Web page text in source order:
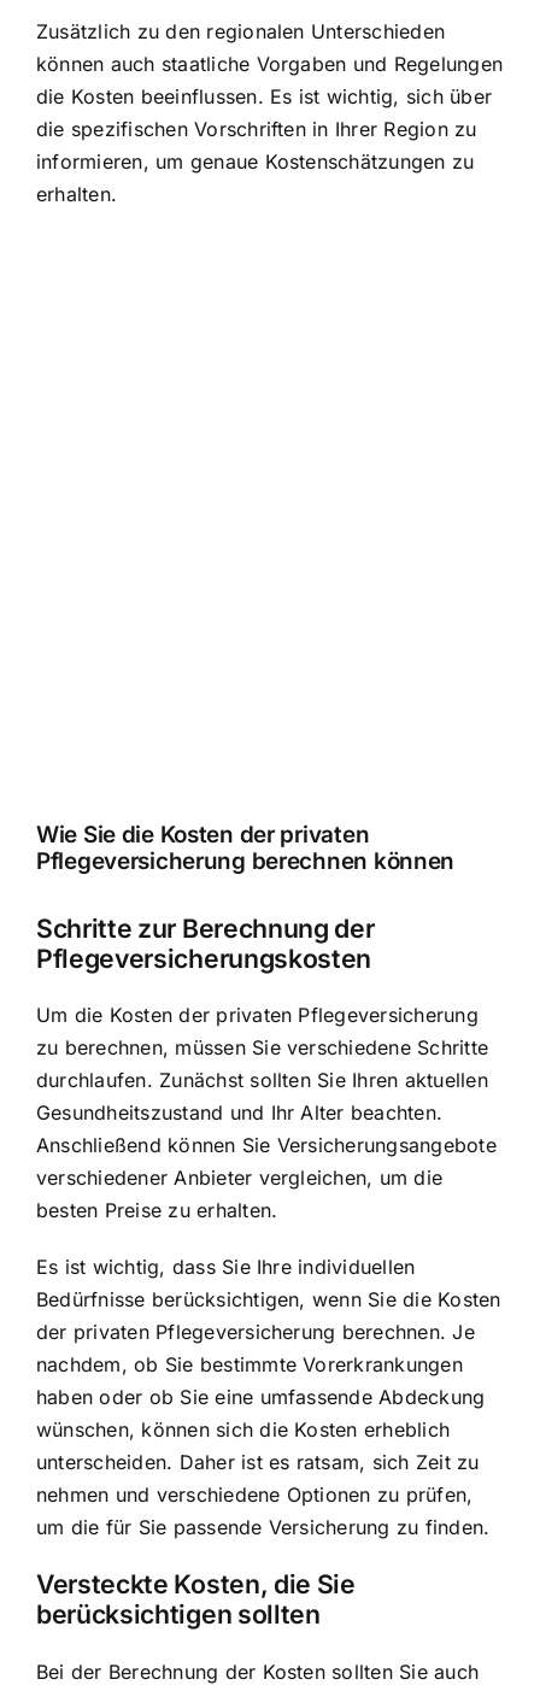
Zusätzlich zu den regionalen Unterschieden
können auch staatliche Vorgaben und Regelungen
die Kosten beeinflussen. Es ist wichtig, sich über
die spezifischen Vorschriften in Ihrer Region zu
informieren, um genaue Kostenschätzungen zu
erhalten.
Wie Sie die Kosten der privaten
Pflegeversicherung berechnen können
Schritte zur Berechnung der
Pflegeversicherungskosten
Um die Kosten der privaten Pflegeversicherung
zu berechnen, müssen Sie verschiedene Schritte
durchlaufen. Zunächst sollten Sie Ihren aktuellen
Gesundheitszustand und Ihr Alter beachten.
Anschließend können Sie Versicherungsangebote
verschiedener Anbieter vergleichen, um die
besten Preise zu erhalten.
Es ist wichtig, dass Sie Ihre individuellen
Bedürfnisse berücksichtigen, wenn Sie die Kosten
der privaten Pflegeversicherung berechnen. Je
nachdem, ob Sie bestimmte Vorerkrankungen
haben oder ob Sie eine umfassende Abdeckung
wünschen, können sich die Kosten erheblich
unterscheiden. Daher ist es ratsam, sich Zeit zu
nehmen und verschiedene Optionen zu prüfen,
um die für Sie passende Versicherung zu finden.
Versteckte Kosten, die Sie
berücksichtigen sollten
Bei der Berechnung der Kosten sollten Sie auch